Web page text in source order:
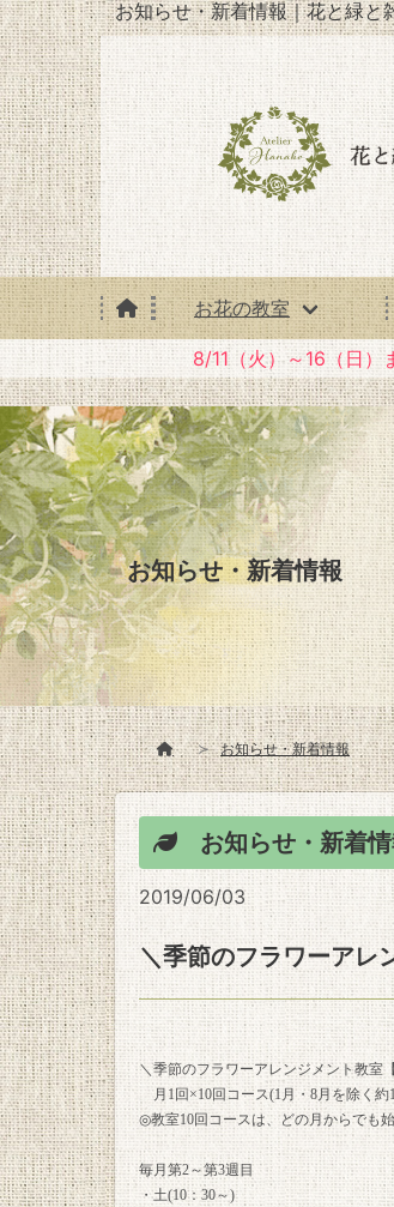
お知らせ・新着情報｜花と緑
お花の教室
8/11（火）～16（日）
お知らせ・新着情報
お知らせ・新着情報
お知らせ・新着
2019/06/03
＼季節のフラワーアレ
＼季節のフラワーアレンジメント教室
月1回×10回コース(1月・8月を除く約
◎教室10回コースは、どの月からでも
毎月第2～第3週目
・土(10：30～)